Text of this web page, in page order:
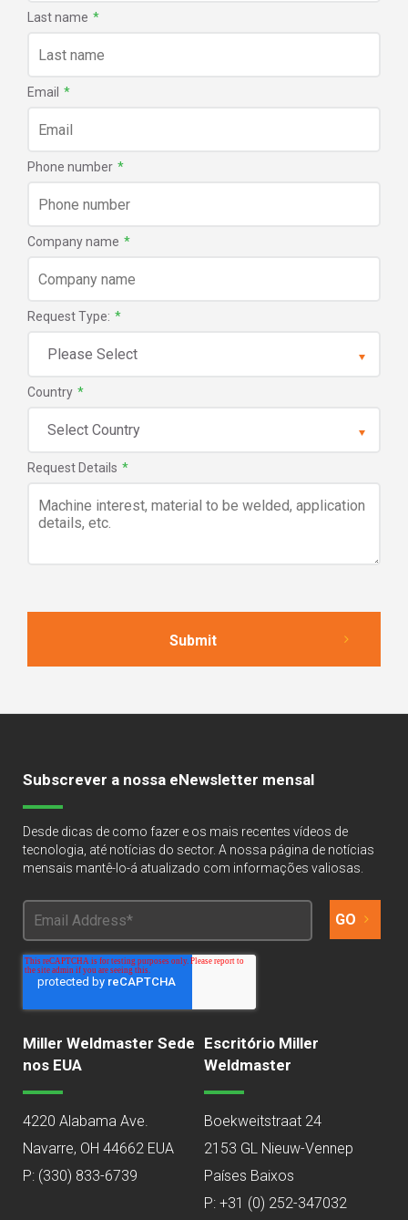
Last name *
Email *
Phone number *
Company name *
Request Type: *
Country *
Request Details *
Subscrever a nossa eNewsletter mensal
Desde dicas de como fazer e os mais recentes vídeos de
tecnologia, até notícias do sector. A nossa página de notícias
mensais mantê-lo-á atualizado com informações valiosas.
Miller Weldmaster Sede
nos EUA
4220 Alabama Ave.
Navarre, OH 44662 EUA
P: (330) 833-6739
Escritório Miller
Weldmaster
Boekweitstraat 24
2153 GL Nieuw-Vennep
Países Baixos
P: +31 (0) 252-347032